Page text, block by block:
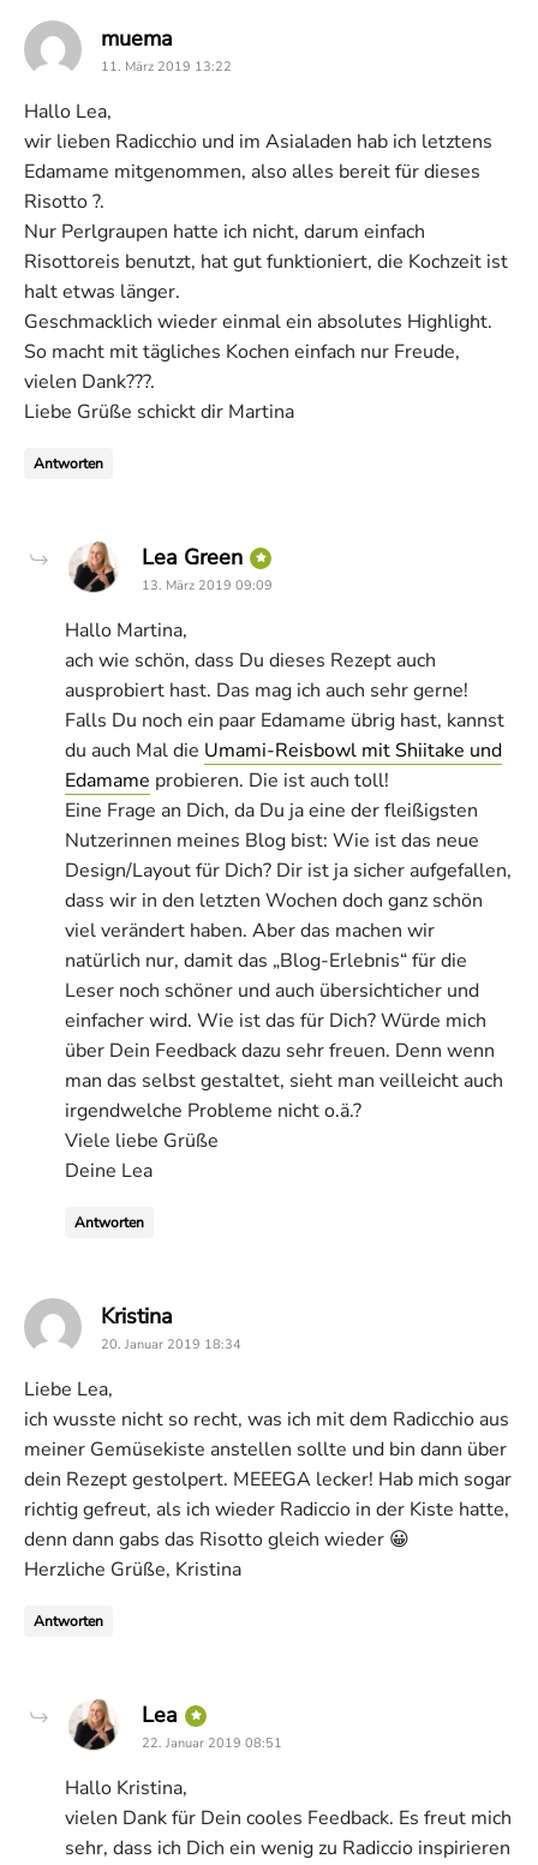
muema
11. März 2019 13:22
Hallo Lea,
wir lieben Radicchio und im Asialaden hab ich letztens
Edamame mitgenommen, also alles bereit für dieses
Risotto ?.
Nur Perlgraupen hatte ich nicht, darum einfach
Risottoreis benutzt, hat gut funktioniert, die Kochzeit ist
halt etwas länger.
Geschmacklich wieder einmal ein absolutes Highlight.
So macht mit tägliches Kochen einfach nur Freude,
vielen Dank???.
Liebe Grüße schickt dir Martina
Antworten
Lea Green says:
13. März 2019 09:09
Hallo Martina,
ach wie schön, dass Du dieses Rezept auch
ausprobiert hast. Das mag ich auch sehr gerne!
Falls Du noch ein paar Edamame übrig hast, kannst
du auch Mal die Umami-Reisbowl mit Shiitake und
Edamame probieren. Die ist auch toll!
Eine Frage an Dich, da Du ja eine der fleißigsten
Nutzerinnen meines Blog bist: Wie ist das neue
Design/Layout für Dich? Dir ist ja sicher aufgefallen,
dass wir in den letzten Wochen doch ganz schön
viel verändert haben. Aber das machen wir
natürlich nur, damit das „Blog-Erlebnis“ für die
Leser noch schöner und auch übersichticher und
einfacher wird. Wie ist das für Dich? Würde mich
über Dein Feedback dazu sehr freuen. Denn wenn
man das selbst gestaltet, sieht man veilleicht auch
irgendwelche Probleme nicht o.ä.?
Viele liebe Grüße
Deine Lea
Antworten
Kristina
20. Januar 2019 18:34
Liebe Lea,
ich wusste nicht so recht, was ich mit dem Radicchio aus
meiner Gemüsekiste anstellen sollte und bin dann über
dein Rezept gestolpert. MEEEGA lecker! Hab mich sogar
richtig gefreut, als ich wieder Radiccio in der Kiste hatte,
denn dann gabs das Risotto gleich wieder 😀
Herzliche Grüße, Kristina
Antworten
Lea says:
22. Januar 2019 08:51
Hallo Kristina,
vielen Dank für Dein cooles Feedback. Es freut mich
sehr, dass ich Dich ein wenig zu Radiccio inspirieren